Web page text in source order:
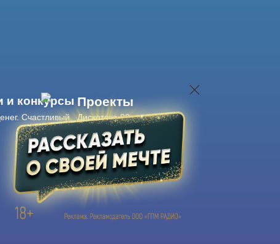
и конкурсы
Счастливый
Проекты
Дискотека 80-х
Живые концерты
Журнал Авторадио
Авторадиов смартфоне